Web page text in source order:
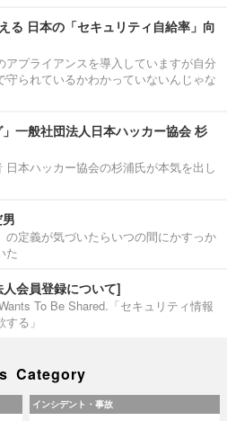
る 日本の「セキュリティ自給率」向
アプライアンスを導入していますが自分
守られているかわかっていないんじゃな
」一般社団法人日本ハッカー協会 杉
日本ハッカー協会の杉浦氏が本気を出し
の定義が気づいたらいつの間にかすっか
た
会員登録について]
To Be Shared.「セキュリティ情報
る」
Category
インシデント・事故